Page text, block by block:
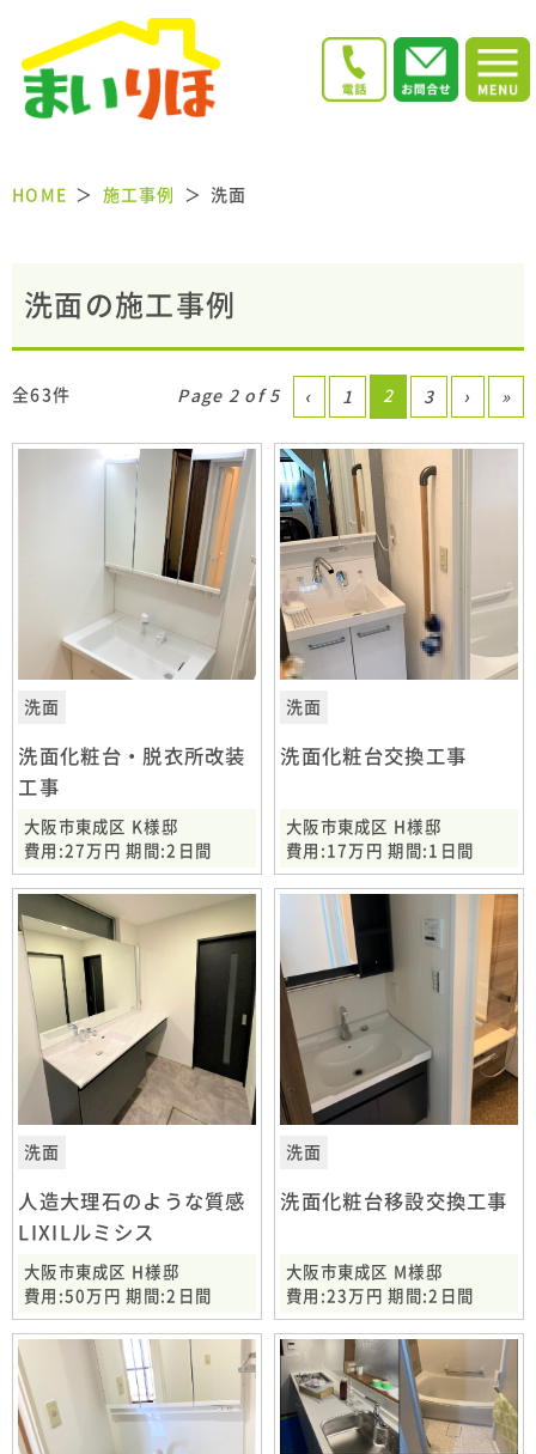
HOME 施工事例 洗面
洗面の施工事例
全63件 Page 2 of 5 ‹ 1 2 3 › »
洗面
洗面化粧台・脱衣所改装
工事
大阪市東成区 K様邸
費用:27万円 期間:2日間
洗面
洗面化粧台交換工事
大阪市東成区 H様邸
費用:17万円 期間:1日間
洗面
人造大理石のような質感
LIXILルミシス
大阪市東成区 H様邸
費用:50万円 期間:2日間
洗面
洗面化粧台移設交換工事
大阪市東成区 M様邸
費用:23万円 期間:2日間